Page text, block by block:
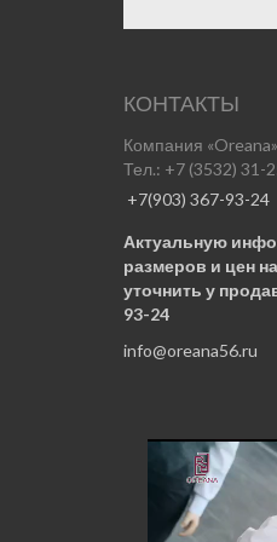
КОНТАКТЫ
Компания
Тел.: +7 (3532) 31-
+7(903) 367-93-24
Актуальную
размеров и цен
уточнить у
93-24
info@oreana56.ru